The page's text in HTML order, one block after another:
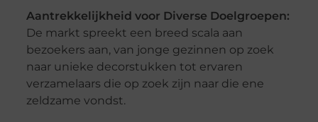
Aantrekkelijkheid voor Diverse Doelgroepen:
De markt spreekt een breed scala aan
bezoekers aan, van jonge gezinnen op zoek
naar unieke decorstukken tot ervaren
verzamelaars die op zoek zijn naar die ene
zeldzame vondst.